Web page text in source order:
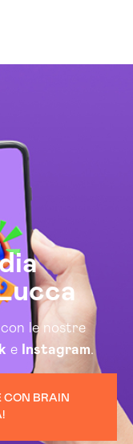
le nostre
e Instagram.
CON BRAIN